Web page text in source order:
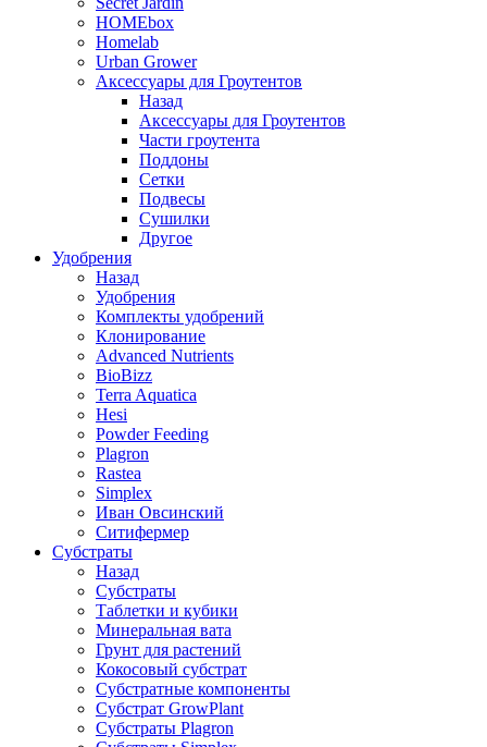
HOMEbox
Homelab
Urban Grower
Аксессуары для Гроутентов
Назад
Аксессуары для Гроутентов
Части гроутента
Поддоны
Сетки
Подвесы
Сушилки
Другое
Удобрения
Назад
Удобрения
Комплекты удобрений
Клонирование
Advanced Nutrients
BioBizz
Terra Aquatica
Hesi
Powder Feeding
Plagron
Rastea
Simplex
Иван Овсинский
Ситифермер
Субстраты
Назад
Субстраты
Таблетки и кубики
Минеральная вата
Грунт для растений
Кокосовый субстрат
Субстратные компоненты
Субстрат GrowPlant
Субстраты Plagron